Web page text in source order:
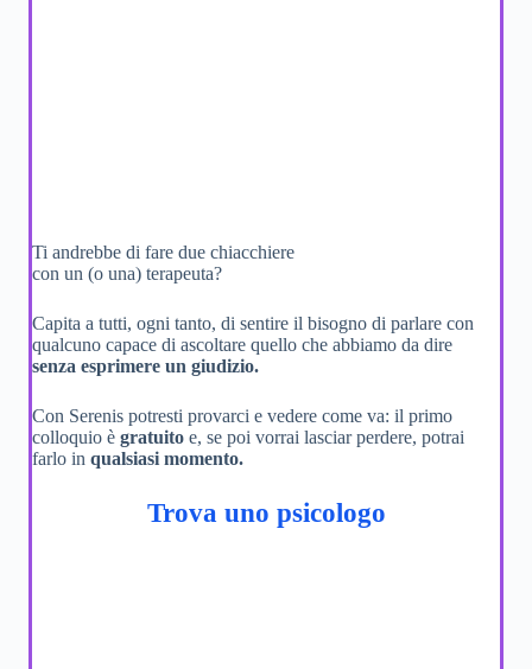
Ti andrebbe di fare due chiacchiere
con un (o una) terapeuta?
Capita a tutti, ogni tanto, di sentire il bisogno di parlare con
qualcuno capace di ascoltare quello che abbiamo da dire
senza esprimere un giudizio.
Con Serenis potresti provarci e vedere come va: il primo
colloquio è gratuito e, se poi vorrai lasciar perdere, potrai
farlo in qualsiasi momento.
Trova uno psicologo